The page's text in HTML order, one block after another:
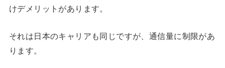
けデメリットがあります。
それは日本のキャリアも同じですが、通信量に制限があ
ります。